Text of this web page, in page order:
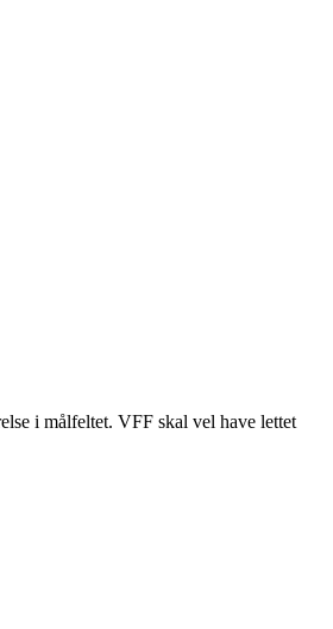
i målfeltet. VFF skal vel have lettet